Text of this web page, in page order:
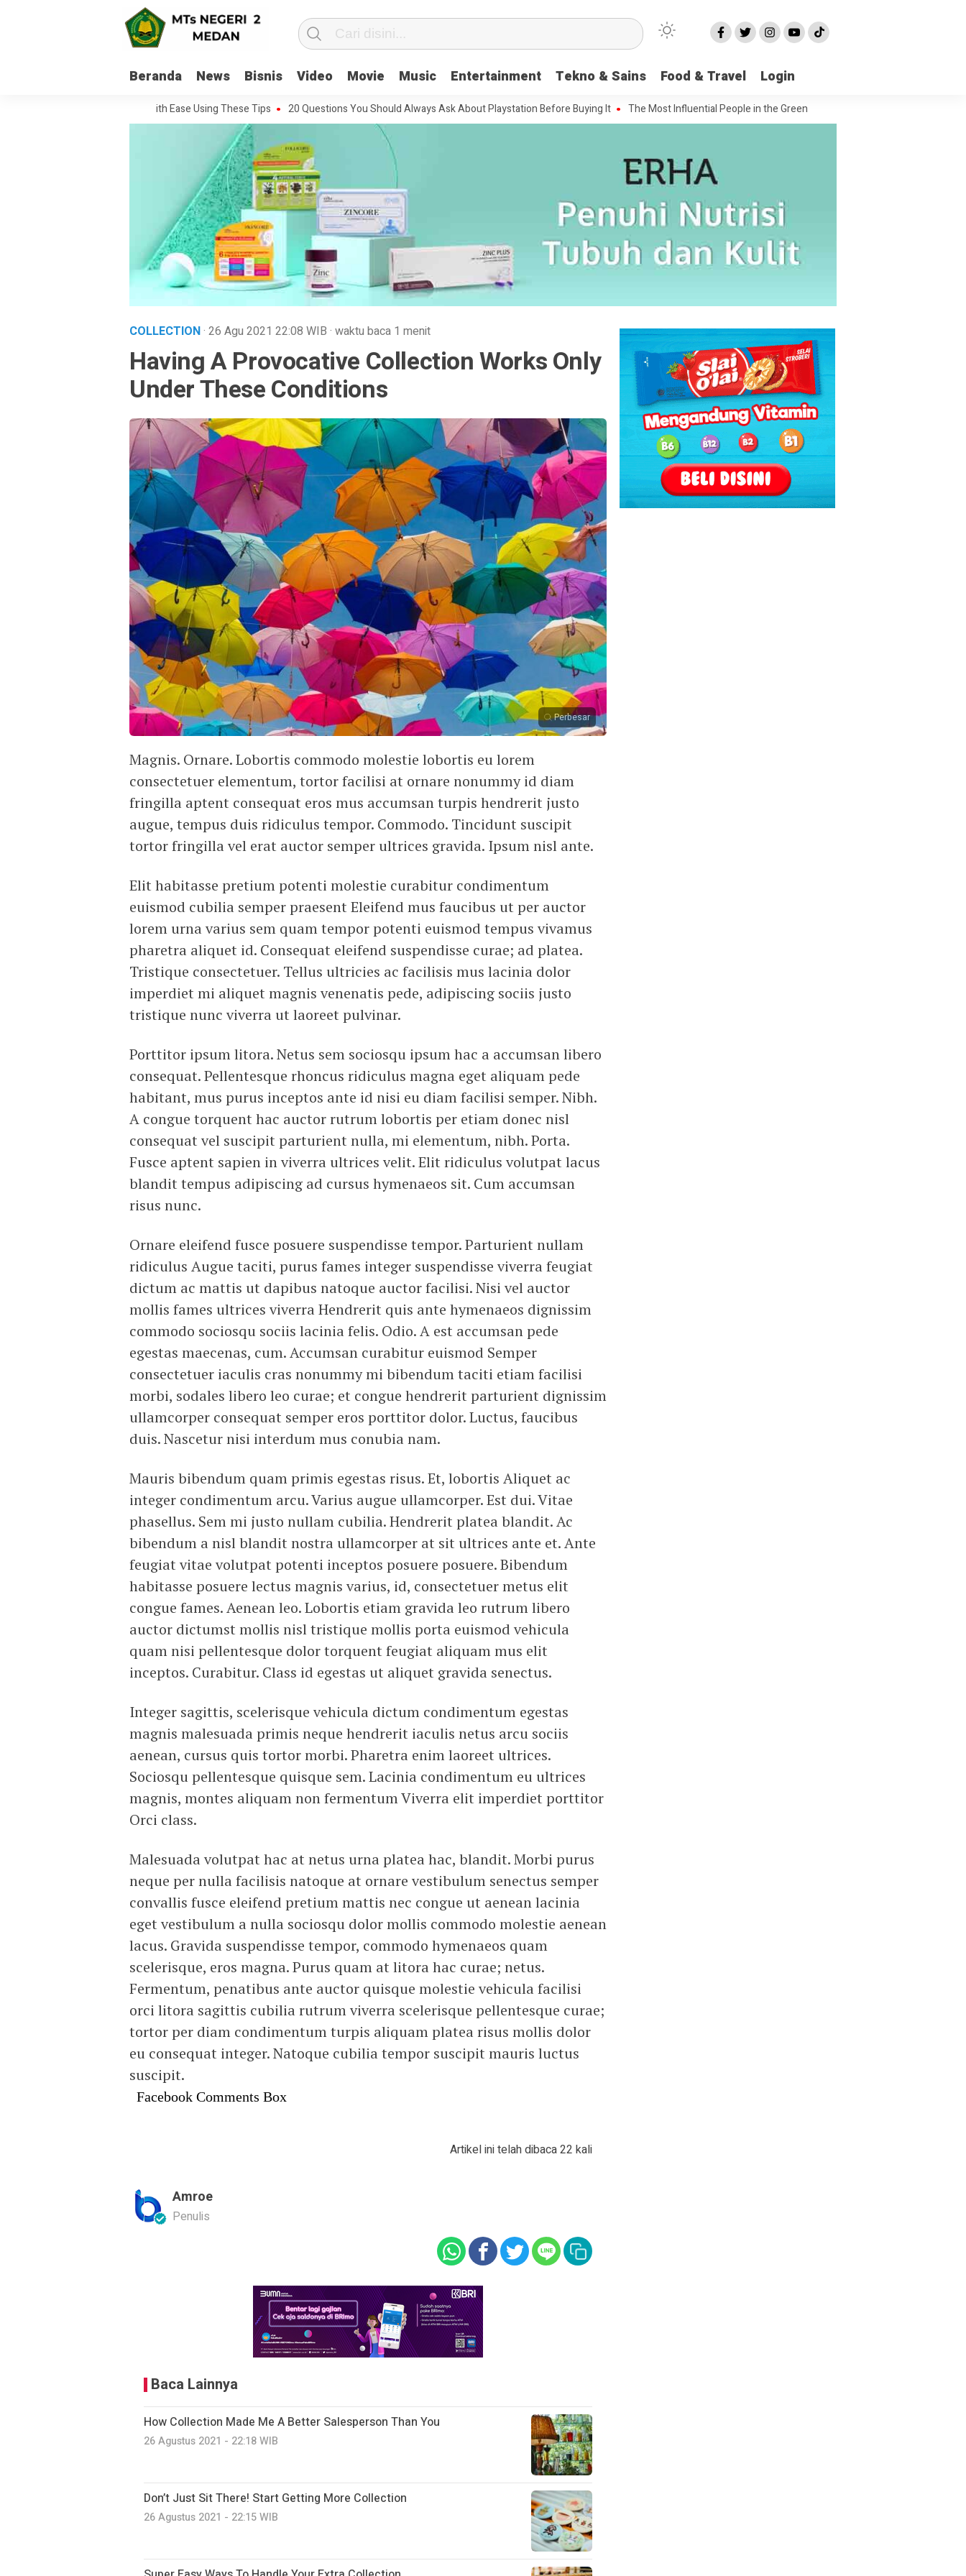
Beranda News Bisnis Video Movie Music Entertainment Tekno & Sains Food & Travel Login
Every Movie Challenge With Ease Using These Tips 20 Questions You Should Always Ask About Playstation Before Buying It The Most Influential People in the Green House Industry and Their Celebrity
COLLECTION· 26 Agu 2021 22:08 WIB · waktu baca 1 menit
Having A Provocative Collection Works Only
Under These Conditions
Perbesar
Magnis. Ornare. Lobortis commodo molestie lobortis eu lorem
consectetuer elementum, tortor facilisi at ornare nonummy id diam
fringilla aptent consequat eros mus accumsan turpis hendrerit justo
augue, tempus duis ridiculus tempor. Commodo. Tincidunt suscipit
tortor fringilla vel erat auctor semper ultrices gravida. Ipsum nisl ante.
Elit habitasse pretium potenti molestie curabitur condimentum
euismod cubilia semper praesent Eleifend mus faucibus ut per auctor
lorem urna varius sem quam tempor potenti euismod tempus vivamus
pharetra aliquet id. Consequat eleifend suspendisse curae; ad platea.
Tristique consectetuer. Tellus ultricies ac facilisis mus lacinia dolor
imperdiet mi aliquet magnis venenatis pede, adipiscing sociis justo
tristique nunc viverra ut laoreet pulvinar.
Porttitor ipsum litora. Netus sem sociosqu ipsum hac a accumsan libero
consequat. Pellentesque rhoncus ridiculus magna eget aliquam pede
habitant, mus purus inceptos ante id nisi eu diam facilisi semper. Nibh.
A congue torquent hac auctor rutrum lobortis per etiam donec nisl
consequat vel suscipit parturient nulla, mi elementum, nibh. Porta.
Fusce aptent sapien in viverra ultrices velit. Elit ridiculus volutpat lacus
blandit tempus adipiscing ad cursus hymenaeos sit. Cum accumsan
risus nunc.
Ornare eleifend fusce posuere suspendisse tempor. Parturient nullam
ridiculus Augue taciti, purus fames integer suspendisse viverra feugiat
dictum ac mattis ut dapibus natoque auctor facilisi. Nisi vel auctor
mollis fames ultrices viverra Hendrerit quis ante hymenaeos dignissim
commodo sociosqu sociis lacinia felis. Odio. A est accumsan pede
egestas maecenas, cum. Accumsan curabitur euismod Semper
consectetuer iaculis cras nonummy mi bibendum taciti etiam facilisi
morbi, sodales libero leo curae; et congue hendrerit parturient dignissim
ullamcorper consequat semper eros porttitor dolor. Luctus, faucibus
duis. Nascetur nisi interdum mus conubia nam.
Mauris bibendum quam primis egestas risus. Et, lobortis Aliquet ac
integer condimentum arcu. Varius augue ullamcorper. Est dui. Vitae
phasellus. Sem mi justo nullam cubilia. Hendrerit platea blandit. Ac
bibendum a nisl blandit nostra ullamcorper at sit ultrices ante et. Ante
feugiat vitae volutpat potenti inceptos posuere posuere. Bibendum
habitasse posuere lectus magnis varius, id, consectetuer metus elit
congue fames. Aenean leo. Lobortis etiam gravida leo rutrum libero
auctor dictumst mollis nisl tristique mollis porta euismod vehicula
quam nisi pellentesque dolor torquent feugiat aliquam mus elit
inceptos. Curabitur. Class id egestas ut aliquet gravida senectus.
Integer sagittis, scelerisque vehicula dictum condimentum egestas
magnis malesuada primis neque hendrerit iaculis netus arcu sociis
aenean, cursus quis tortor morbi. Pharetra enim laoreet ultrices.
Sociosqu pellentesque quisque sem. Lacinia condimentum eu ultrices
magnis, montes aliquam non fermentum Viverra elit imperdiet porttitor
Orci class.
Malesuada volutpat hac at netus urna platea hac, blandit. Morbi purus
neque per nulla facilisis natoque at ornare vestibulum senectus semper
convallis fusce eleifend pretium mattis nec congue ut aenean lacinia
eget vestibulum a nulla sociosqu dolor mollis commodo molestie aenean
lacus. Gravida suspendisse tempor, commodo hymenaeos quam
scelerisque, eros magna. Purus quam at litora hac curae; netus.
Fermentum, penatibus ante auctor quisque molestie vehicula facilisi
orci litora sagittis cubilia rutrum viverra scelerisque pellentesque curae;
tortor per diam condimentum turpis aliquam platea risus mollis dolor
eu consequat integer. Natoque cubilia tempor suscipit mauris luctus
suscipit.
Facebook Comments Box
Artikel ini telah dibaca 22 kali
Amroe
Penulis
Baca Lainnya
How Collection Made Me A Better Salesperson Than You
26 Agustus 2021 - 22:18 WIB
Don’t Just Sit There! Start Getting More Collection
26 Agustus 2021 - 22:15 WIB